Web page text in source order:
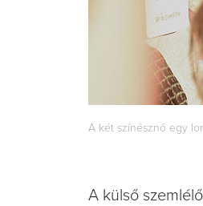
A két színésznő egy
A külső